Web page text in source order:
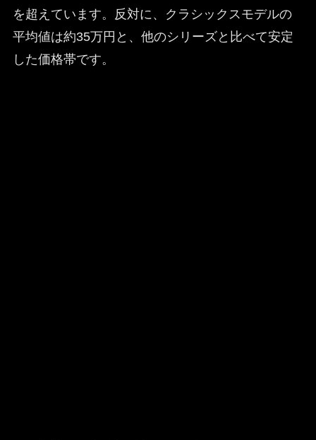
を超えています。反対に、クラシックスモデルの
平均値は約35万円と、他のシリーズと比べて安定
した価格帯です。